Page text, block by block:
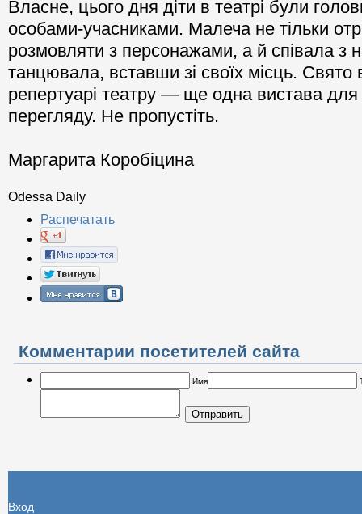
Власне, цього дня діти в театрі були
особами-учасниками. Малеча не тільки
розмовляти з персонажами, а й співала з
танцювала, вставши зі своїх місць. Свято
репертуарі театру — ще одна вистава для
перегляду. Не пропустіть.
Маргарита Коробіцина
Odessa Daily
Распечатать
Комментарии посетителей сайта
Имя
Отправить